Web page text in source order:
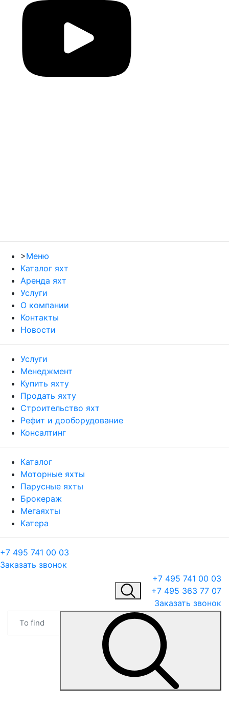
>Меню
Каталог яхт
Аренда яхт
Услуги
О компании
Контакты
Новости
Услуги
Менеджмент
Купить яхту
Продать яхту
Строительство яхт
Рефит и дооборудование
Консалтинг
Каталог
Моторные яхты
Парусные яхты
Брокераж
Мегаяхты
Катера
+7 495 741 00 03
Заказать звонок
+7 495 741 00 03
+7 495 363 77 07
Заказать звонок